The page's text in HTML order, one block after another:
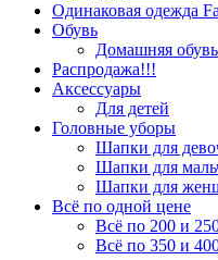
Одинаковая одежда
Обувь
Домашняя обувь
Распродажа!!!
Аксессуары
Для детей
Головные уборы
Шапки для
Шапки для
Шапки для
Всё по одной цене
Всё по 200 и
Всё по 350 и